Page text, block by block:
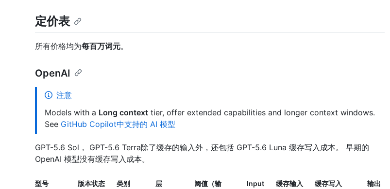
定价表
所有价格均为每百万词元。
OpenAI
注意
Models with a Long context tier, offer extended capabilities and longer context windows.
See GitHub Copilot中支持的 AI 模型
GPT-5.6 Sol， GPT-5.6 Terra除了缓存的输入外，还包括 GPT-5.6 Luna 缓存写入成本。 早期的
OpenAI 模型没有缓存写入成本。
型号 版本状态 类别 层
阈值（输
Input 缓存输入 缓存写入 输出